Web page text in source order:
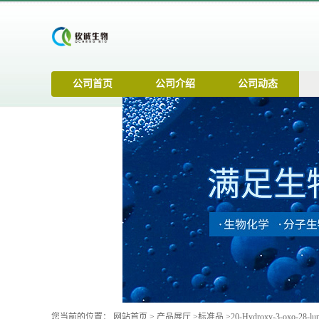
公司首页 公司介绍 公司动态
您当前的位置： 网站首页 > 产品展厅 >标准品 >20-Hydroxy-3-oxo-28-